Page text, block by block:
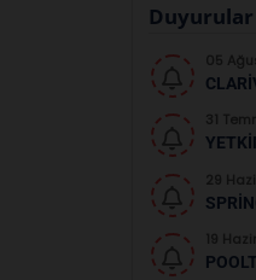
Duyurular